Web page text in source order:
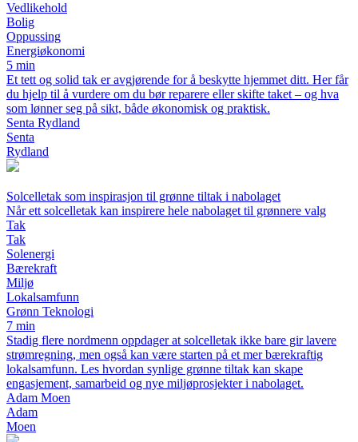
Vedlikehold
Bolig
Oppussing
Energiøkonomi
5 min
Et tett og solid tak er avgjørende for å beskytte hjemmet ditt. Her får
du hjelp til å vurdere om du bør reparere eller skifte taket – og hva
som lønner seg på sikt, både økonomisk og praktisk.
Senta Rydland
Senta
Rydland
Solcelletak som inspirasjon til grønne tiltak i nabolaget
Når ett solcelletak kan inspirere hele nabolaget til grønnere valg
Tak
Tak
Solenergi
Bærekraft
Miljø
Lokalsamfunn
Grønn Teknologi
7 min
Stadig flere nordmenn oppdager at solcelletak ikke bare gir lavere
strømregning, men også kan være starten på et mer bærekraftig
lokalsamfunn. Les hvordan synlige grønne tiltak kan skape
engasjement, samarbeid og nye miljøprosjekter i nabolaget.
Adam Moen
Adam
Moen